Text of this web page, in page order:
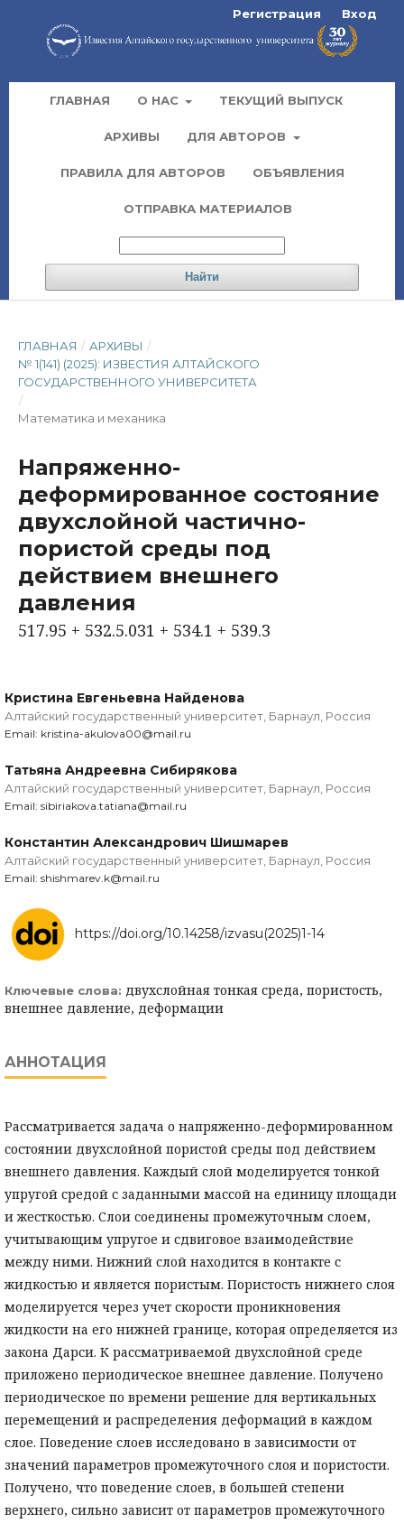
ГЛАВНАЯ О НАС ТЕКУЩИЙ ВЫПУСК
АРХИВЫ ДЛЯ АВТОРОВ
ПРАВИЛА ДЛЯ АВТОРОВ ОБЪЯВЛЕНИЯ
ОТПРАВКА МАТЕРИАЛОВ
Найти
Регистрация Вход
ГЛАВНАЯ / АРХИВЫ /
№ 1(141) (2025): ИЗВЕСТИЯ АЛТАЙСКОГО
ГОСУДАРСТВЕННОГО УНИВЕРСИТЕТА
/
Математика и механика
Напряженно-
деформированное состояние
двухслойной частично-
пористой среды под
действием внешнего
давления
517.95 + 532.5.031 + 534.1 + 539.3
Кристина Евгеньевна Найденова
Алтайский государственный университет, Барнаул, Россия
Email: kristina-akulova00@mail.ru
Татьяна Андреевна Сибирякова
Алтайский государственный университет, Барнаул, Россия
Email: sibiriakova.tatiana@mail.ru
Константин Александрович Шишмарев
Алтайский государственный университет, Барнаул, Россия
Email: shishmarev.k@mail.ru
https://doi.org/10.14258/izvasu(2025)1-14
Ключевые слова: двухслойная тонкая среда, пористость,
внешнее давление, деформации
АННОТАЦИЯ
Рассматривается задача о напряженно-деформированном
состоянии двухслойной пористой среды под действием
внешнего давления. Каждый слой моделируется тонкой
упругой средой с заданными массой на единицу площади
и жесткостью. Слои соединены промежуточным слоем,
учитывающим упругое и сдвиговое взаимодействие
между ними. Нижний слой находится в контакте с
жидкостью и является пористым. Пористость нижнего слоя
моделируется через учет скорости проникновения
жидкости на его нижней границе, которая определяется из
закона Дарси. К рассматриваемой двухслойной среде
приложено периодическое внешнее давление. Получено
периодическое по времени решение для вертикальных
перемещений и распределения деформаций в каждом
слое. Поведение слоев исследовано в зависимости от
значений параметров промежуточного слоя и пористости.
Получено, что поведение слоев, в большей степени
верхнего, сильно зависит от параметров промежуточного